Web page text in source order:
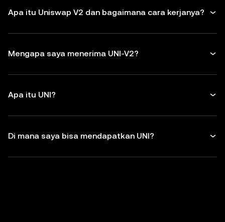
Apa itu Uniswap V2 dan bagaimana cara kerjanya?
Mengapa saya menerima UNI-V2?
Apa itu UNI?
Di mana saya bisa mendapatkan UNI?